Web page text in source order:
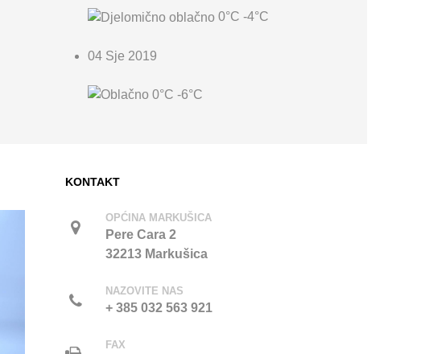
0°C -4°C
04 Sje 2019
0°C -6°C
KONTAKT
OPĆINA MARKUŠICA
Pere Cara 2
32213 Markušica
NAZOVITE NAS
+ 385 032 563 921
FAX